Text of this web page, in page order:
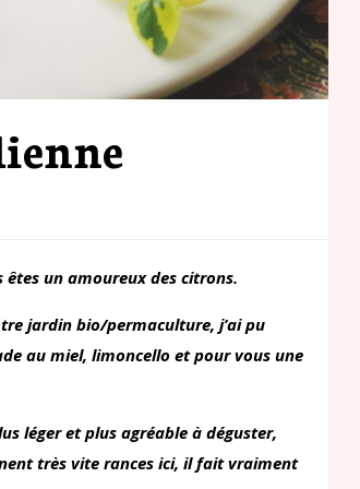
êtes un amoureux des citrons.
jardin bio/permaculture, j’ai pu
au miel, limoncello et pour vous une
léger et plus agréable à déguster,
très vite rances ici, il fait vraiment